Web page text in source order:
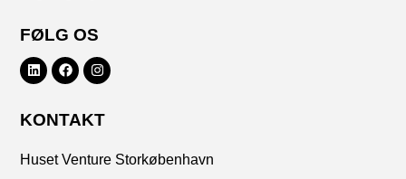
FØLG OS
KONTAKT
Huset Venture Storkøbenhavn